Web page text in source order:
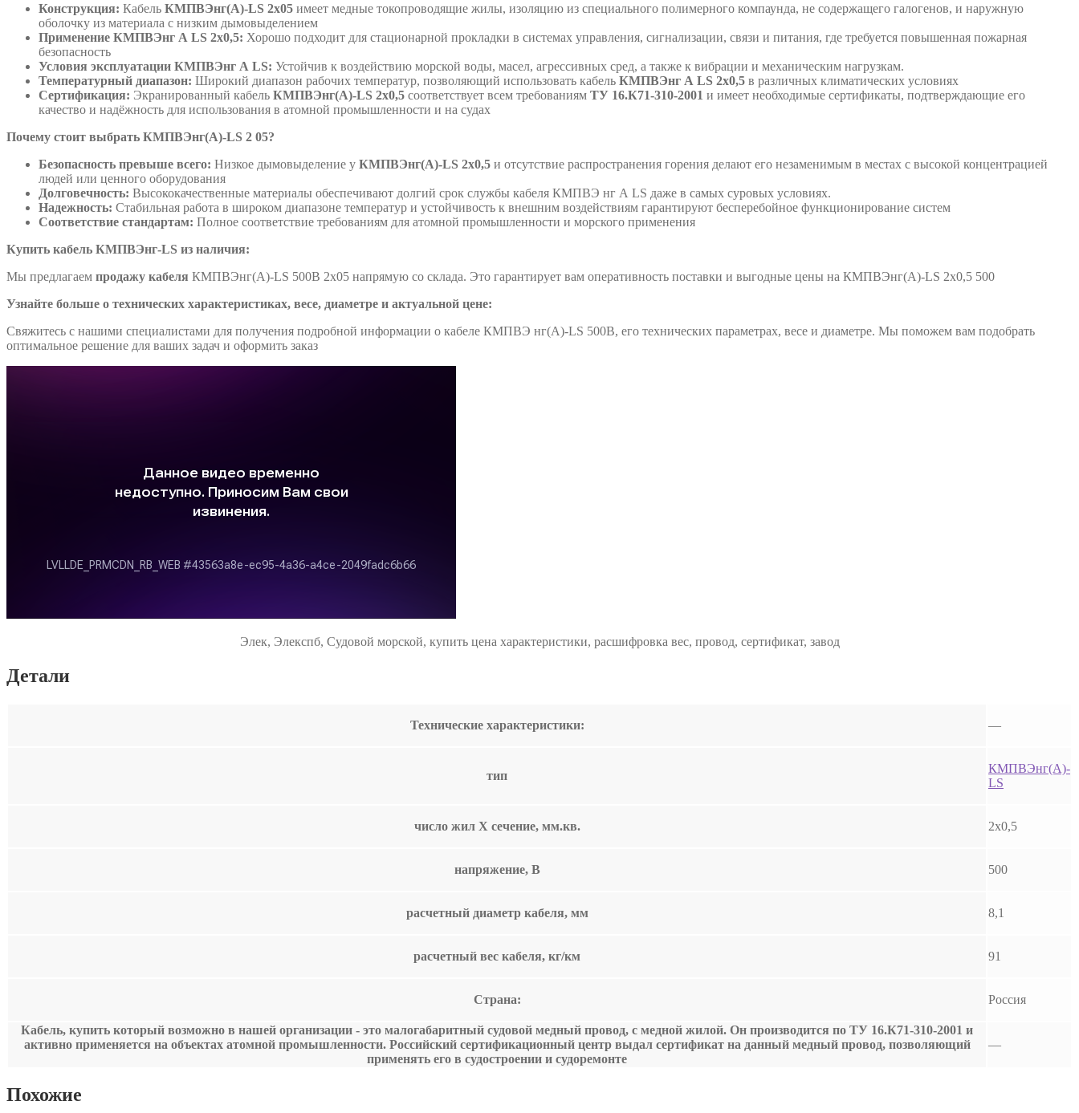
Конструкция: Кабель КМПВЭнг(А)-LS 2х05 имеет медные токопроводящие жилы, изоляцию из специального полимерного компаунда, не содержащего галогенов, и наружную
оболочку из материала с низким дымовыделением
Применение КМПВЭнг А LS 2х0,5: Хорошо подходит для стационарной прокладки в системах управления, сигнализации, связи и питания, где требуется повышенная пожарная
безопасность
Условия эксплуатации КМПВЭнг А LS: Устойчив к воздействию морской воды, масел, агрессивных сред, а также к вибрации и механическим нагрузкам.
Температурный диапазон: Широкий диапазон рабочих температур, позволяющий использовать кабель КМПВЭнг А LS 2х0,5 в различных климатических условиях
Сертификация: Экранированный кабель КМПВЭнг(А)-LS 2х0,5 соответствует всем требованиям ТУ 16.К71-310-2001 и имеет необходимые сертификаты, подтверждающие его
качество и надёжность для использования в атомной промышленности и на судах
Почему стоит выбрать КМПВЭнг(А)-LS 2 05?
Безопасность превыше всего: Низкое дымовыделение у КМПВЭнг(А)-LS 2х0,5 и отсутствие распространения горения делают его незаменимым в местах с высокой концентрацией
людей или ценного оборудования
Долговечность: Высококачественные материалы обеспечивают долгий срок службы кабеля КМПВЭ нг А LS даже в самых суровых условиях.
Надежность: Стабильная работа в широком диапазоне температур и устойчивость к внешним воздействиям гарантируют бесперебойное функционирование систем
Соответствие стандартам: Полное соответствие требованиям для атомной промышленности и морского применения
Купить кабель КМПВЭнг-LS из наличия:
Мы предлагаем продажу кабеля КМПВЭнг(А)-LS 500В 2х05 напрямую со склада. Это гарантирует вам оперативность поставки и выгодные цены на КМПВЭнг(А)-LS 2х0,5 500
Узнайте больше о технических характеристиках, весе, диаметре и актуальной цене:
Свяжитесь с нашими специалистами для получения подробной информации о кабеле КМПВЭ нг(А)-LS 500В, его технических параметрах, весе и диаметре. Мы поможем вам подобрать
оптимальное решение для ваших задач и оформить заказ
Элек, Элекспб, Судовой морской, купить цена характеристики, расшифровка вес, провод, сертификат, завод
Детали
Технические характеристики: —
тип
КМПВЭнг(А)-
LS
число жил Х сечение, мм.кв. 2х0,5
напряжение, В 500
расчетный диаметр кабеля, мм 8,1
расчетный вес кабеля, кг/км 91
Страна: Россия
Кабель, купить который возможно в нашей организации - это малогабаритный судовой медный провод, с медной жилой. Он производится по ТУ 16.К71-310-2001 и
активно применяется на объектах атомной промышленности. Российский сертификационный центр выдал сертификат на данный медный провод, позволяющий
применять его в судостроении и судоремонте
—
Похожие